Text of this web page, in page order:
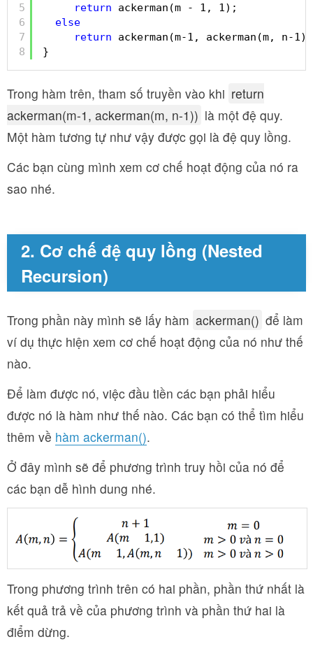
5
6
7
8
return
ackerman(m - 1, 1);
else
return
ackerman(m-1, ackerman(m, n-
}
Trong hàm trên, tham số truyền vào khi return
ackerman(m-1, ackerman(m, n-1)) là một đệ quy.
Một hàm tương tự như vậy được gọi là đệ quy lồng.
Các bạn cùng mình xem cơ chế hoạt động của nó ra
sao nhé.
2. Cơ chế đệ quy lồng (Nested
Recursion)
Trong phần này mình sẽ lấy hàm ackerman() để làm
ví dụ thực hiện xem cơ chế hoạt động của nó như thế
nào.
Để làm được nó, việc đầu tiền các bạn phải hiểu
được nó là hàm như thế nào. Các bạn có thể tìm hiểu
thêm về hàm ackerman().
Ở đây mình sẽ để phương trình truy hồi của nó để
các bạn dễ hình dung nhé.
Trong phương trình trên có hai phần, phần thứ nhất là
kết quả trả về của phương trình và phần thứ hai là
điểm dừng.